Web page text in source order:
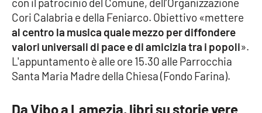
Food
Storie
Cori Calabria e della Feniarco. Obiettivo «mettere
al centro la musica quale mezzo per diffondere
valori universali di pace e di amicizia tra i popoli».
L'appuntamento è alle ore 15.30 alle Parrocchia
Santa Maria Madre della Chiesa (Fondo Farina).
Da Vibo a Lamezia, libri su storie vere